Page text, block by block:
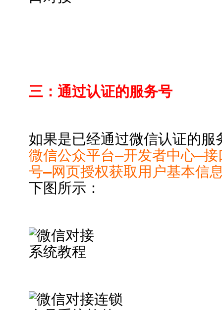
三：通过认证的服务号
如果是已经通过微信认证的
微信公众平台–开发者中心–
号–网页授权获取用户基本信
下图所示：